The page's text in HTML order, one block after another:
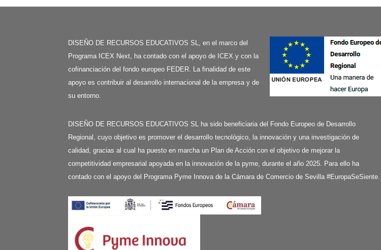
DISEÑO DE RECURSOS EDUCATIVOS SL, en el marco del
Programa ICEX Next, ha contado con el apoyo de ICEX y con la
cofinanciación del fondo europeo FEDER. La finalidad de este
apoyo es contribuir al desarrollo internacional de la empresa y de
su entorno.
DISEÑO DE RECURSOS EDUCATIVOS SL ha sido beneficiaria del Fondo Europeo de Desarrollo
Regional, cuyo objetivo es promover el desarrollo tecnológico, la innovación y una investigación de
calidad, gracias al cual ha puesto en marcha un Plan de Acción con el objetivo de mejorar la
competitividad empresarial apoyada en la innovación de la pyme, durante el año 2025. Para ello ha
contado con el apoyo del Programa Pyme Innova de la Cámara de Comercio de Sevilla #EuropaSeSiente.